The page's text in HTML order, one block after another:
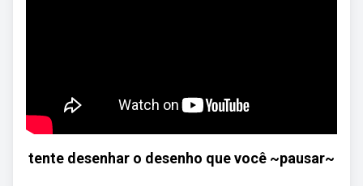
tente desenhar o desenho que você ~pausar~